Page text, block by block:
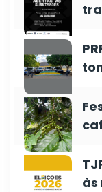
às